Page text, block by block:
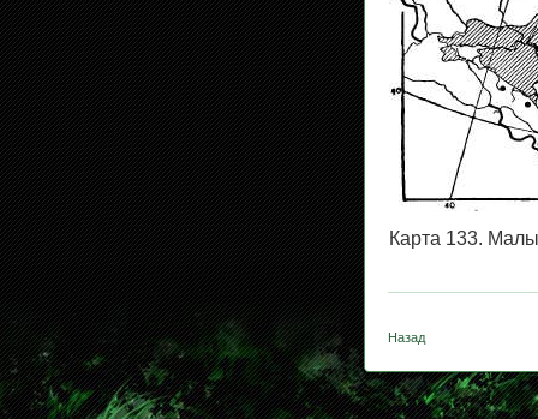
Карта 133.
Назад